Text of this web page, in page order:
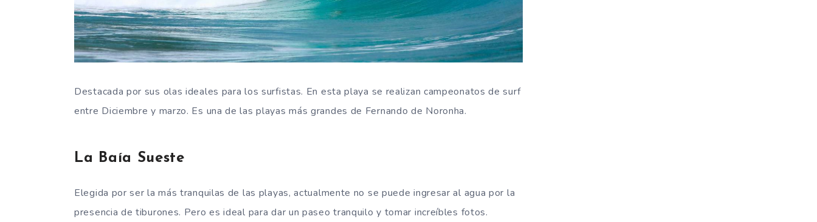
Destacada por sus olas ideales para los surfistas. En esta playa se realizan campeonatos de surf
entre Diciembre y marzo. Es una de las playas más grandes de Fernando de Noronha.
La Baía Sueste
Elegida por ser la más tranquilas de las playas, actualmente no se puede ingresar al agua por la
presencia de tiburones. Pero es ideal para dar un paseo tranquilo y tomar increíbles fotos.